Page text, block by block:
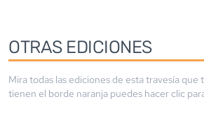
OTRAS EDICIONES
Mira todas las ediciones de esta travesía que
tienen el borde naranja puedes hacer clic